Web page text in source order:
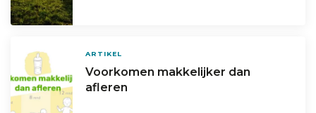
ARTIKEL
Voorkomen makkelijker dan
afleren